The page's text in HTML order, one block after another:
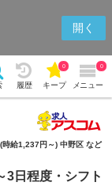
開く
履歴 キープ
0
メニュー
0
履歴
給1,237円～) 中野区 など
3日程度・シフト